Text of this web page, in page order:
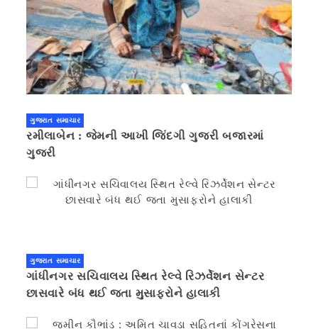
ગુજરાત સમાચાર
રમીલાબેન : જેમની આખી જિંદગી ગુજરી બજારમાં
ગુજરી
ગુજરાત સમાચાર
ગાંધીનગર સચિવાલય સ્થિત રેલ્વે રિઝર્વેશન સેન્ટર
છાસવારે બંધ થઈ જતા મુસાફરોને હાલાકી